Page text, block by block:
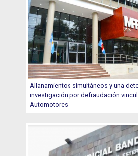
Allanamientos simultáneos y una
investigación por defraudación
Automotores